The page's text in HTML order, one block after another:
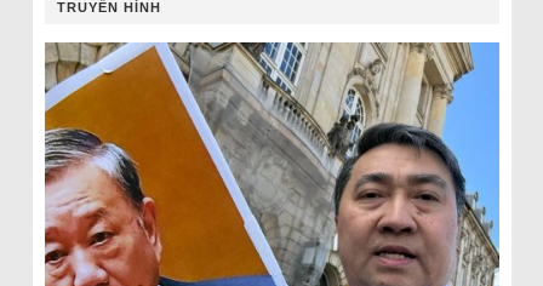
TRUYỀN HÌNH